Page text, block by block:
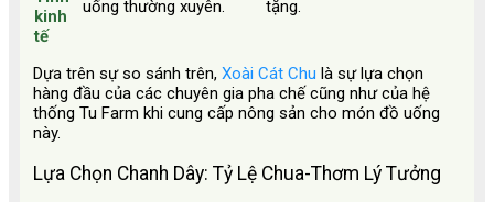
kinh
tế
uống thường xuyên.
tặng.
Dựa trên sự so sánh trên, Xoài Cát Chu là sự lựa chọn
hàng đầu của các chuyên gia pha chế cũng như của hệ
thống Tu Farm khi cung cấp nông sản cho món đồ uống
này.
Lựa Chọn Chanh Dây: Tỷ Lệ Chua-Thơm Lý Tưởng